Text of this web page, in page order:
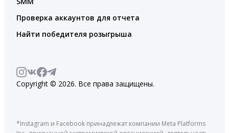
Проверка аккаунтов для отчета
Найти победителя розыгрыша
Copyright © 2026. Все права защищены.
*Instagram и Facebook принадлежат компании Meta Platforms